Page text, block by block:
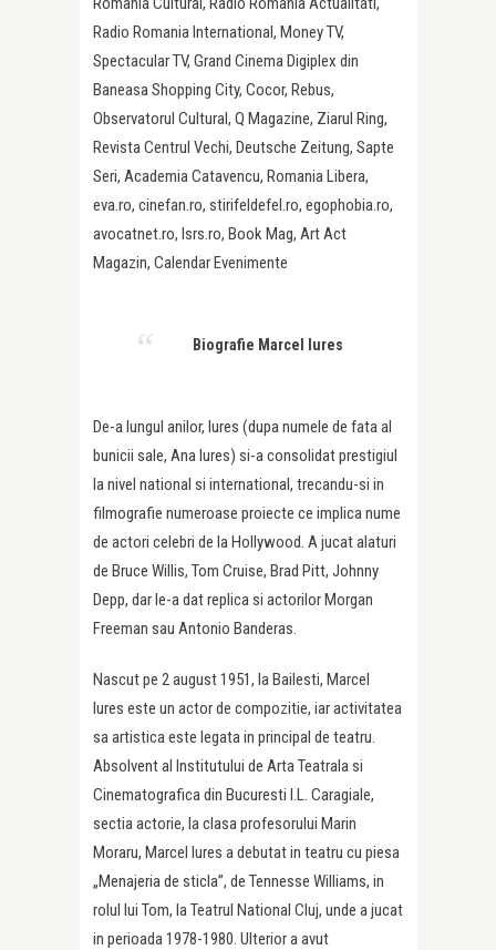
Radio Romania International, Money TV,
Spectacular TV, Grand Cinema Digiplex din
Baneasa Shopping City, Cocor, Rebus,
Observatorul Cultural, Q Magazine, Ziarul Ring,
Revista Centrul Vechi, Deutsche Zeitung, Sapte
Seri, Academia Catavencu, Romania Libera,
eva.ro, cinefan.ro, stirifeldefel.ro, egophobia.ro,
avocatnet.ro, lsrs.ro, Book Mag, Art Act
Magazin, Calendar Evenimente
Biografie Marcel Iures
De-a lungul anilor, Iures (dupa numele de fata al
bunicii sale, Ana Iures) si-a consolidat prestigiul
la nivel national si international, trecandu-si in
filmografie numeroase proiecte ce implica nume
de actori celebri de la Hollywood. A jucat alaturi
de Bruce Willis, Tom Cruise, Brad Pitt, Johnny
Depp, dar le-a dat replica si actorilor Morgan
Freeman sau Antonio Banderas.
Nascut pe 2 august 1951, la Bailesti, Marcel
Iures este un actor de compozitie, iar activitatea
sa artistica este legata in principal de teatru.
Absolvent al Institutului de Arta Teatrala si
Cinematografica din Bucuresti I.L. Caragiale,
sectia actorie, la clasa profesorului Marin
Moraru, Marcel Iures a debutat in teatru cu piesa
„Menajeria de sticla”, de Tennesse Williams, in
rolul lui Tom, la Teatrul National Cluj, unde a jucat
in perioada 1978-1980. Ulterior a avut